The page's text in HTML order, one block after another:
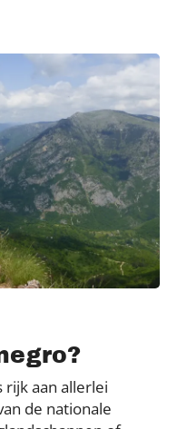
rijk aan allerlei
de nationale